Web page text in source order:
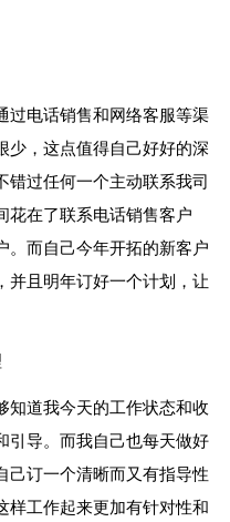
过电话销售和网络客服等渠
少，这点值得自己好好的深
错过任何一个主动联系我司
花在了联系电话销售客户
。而自己今年开拓的新客户
并且明年订好一个计划，让
知道我今天的工作状态和收
引导。而我自己也每天做好
己订一个清晰而又有指导性
样工作起来更加有针对性和